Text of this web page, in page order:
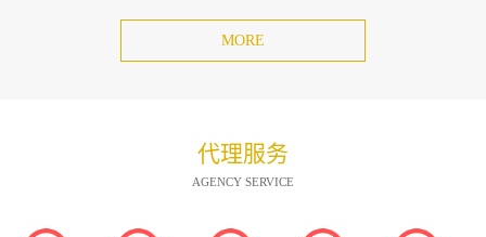
MORE
代理服务
AGENCY SERVICE